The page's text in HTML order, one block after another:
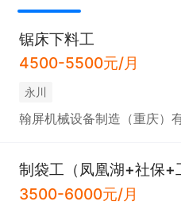
锯床下料工
4500-5500元/月
永川
翰屏机械设备制造（重庆）
制袋工（凤凰湖+社保+
3500-6000元/月